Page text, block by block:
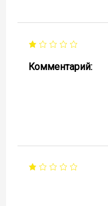
Комментарий: